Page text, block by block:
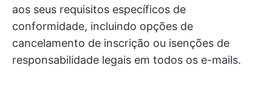
aos seus requisitos específicos de
conformidade, incluindo opções de
cancelamento de inscrição ou isenções de
responsabilidade legais em todos os e-mails.